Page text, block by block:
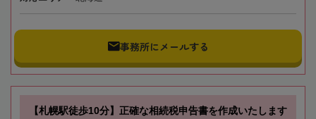
事務所にメールする
【札幌駅徒歩10分】正確な相続税申告書を作成いたします